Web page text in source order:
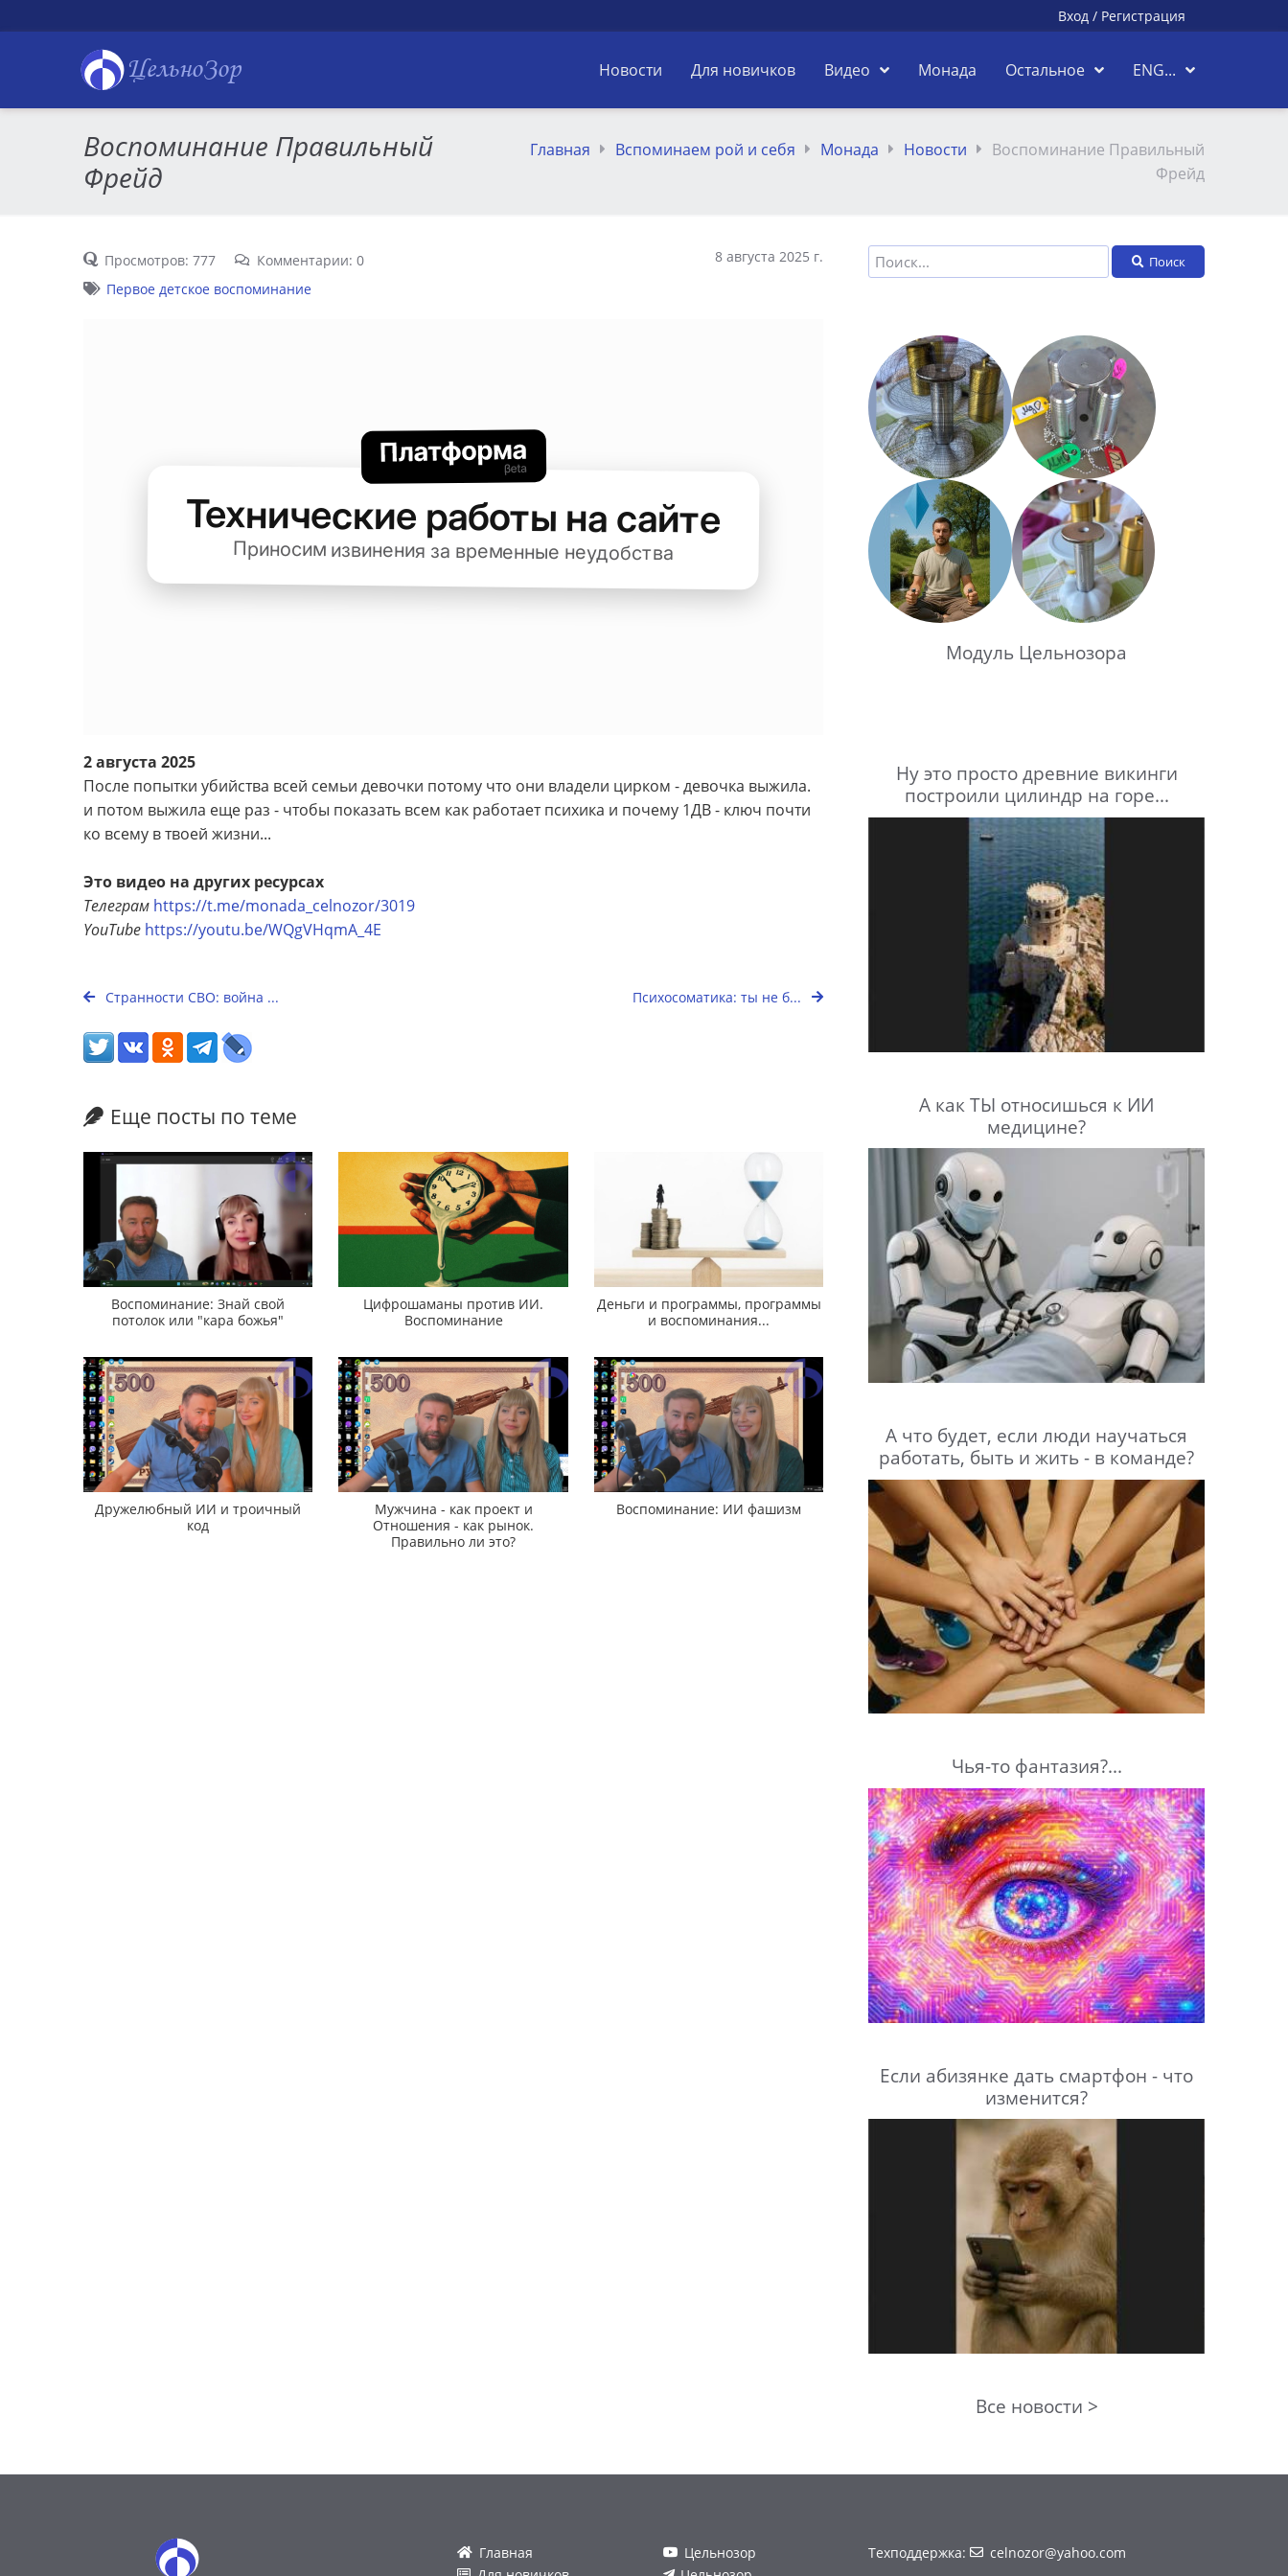
Вход / Регистрация
ЦельноЗор Новости Для новичков Видео Монада Остальное ENG...
Воспоминание Правильный
Фрейд
Главная Вспоминаем рой и себя Монада Новости
Воспоминание Правильный
Фрейд
Просмотров: 777 Комментарии: 0
8 августа 2025 г.
Первое детское воспоминание
2 августа 2025
После попытки убийства всей семьи девочки потому что они владели цирком - девочка выжила.
и потом выжила еще раз - чтобы показать всем как работает психика и почему 1ДВ - ключ почти
ко всему в твоей жизни...
Это видео на других ресурсах
Телеграм https://t.me/monada_celnozor/3019
YouTube https://youtu.be/WQgVHqmA_4E
Странности СВО: война ... Психосоматика: ты не б...
Еще посты по теме
Воспоминание: Знай свой
потолок или "кара божья"
Цифрошаманы против ИИ.
Воспоминание
Деньги и программы, программы
и воспоминания...
Дружелюбный ИИ и троичный
код
Мужчина - как проект и
Отношения - как рынок.
Правильно ли это?
Воспоминание: ИИ фашизм
Поиск
Модуль Цельнозора
Ну это просто древние викинги
построили цилиндр на горе...
А как ТЫ относишься к ИИ
медицине?
А что будет, если люди научаться
работать, быть и жить - в команде?
Чья-то фантазия?...
Если абизянке дать смартфон - что
изменится?
Все новости >
Главная
Цельнозор
Техподдержка: celnozor@yahoo.com